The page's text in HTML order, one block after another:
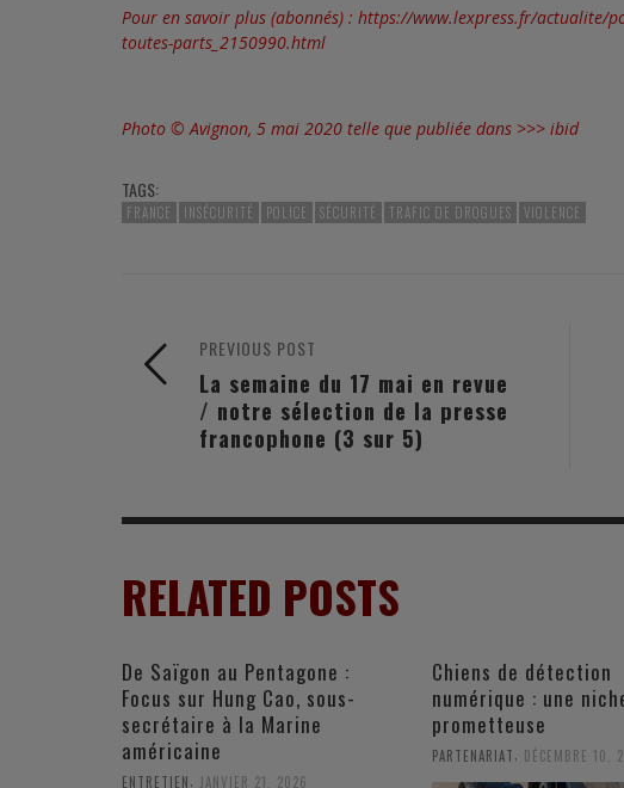
Pour en savoir plus (abonnés) : https://www.lexpress.fr/actualite/
toutes-parts_2150990.html
Photo © Avignon, 5 mai 2020 telle que publiée dans >>> ibid
TAGS:
FRANCE INSÉCURITÉ POLICE SÉCURITÉ TRAFIC DE DROGUES VIOLENCE
PREVIOUS POST
La semaine du 17 mai en revue
/ notre sélection de la presse
francophone (3 sur 5)
RELATED POSTS
De Saïgon au Pentagone :
Focus sur Hung Cao, sous-
secrétaire à la Marine
américaine
ENTRETIEN JANVIER 21, 2026
Chiens de détection
numérique : une
prometteuse
PARTENARIAT DÉCEMBRE 10,